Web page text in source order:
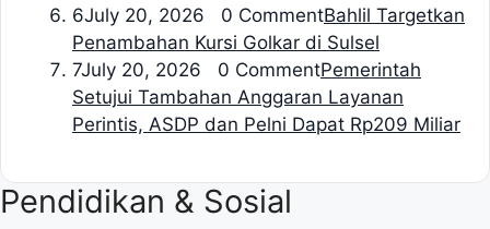
6July 20, 2026 0 CommentBahlil Targetkan
Penambahan Kursi Golkar di Sulsel
7July 20, 2026 0 CommentPemerintah
Setujui Tambahan Anggaran Layanan
Perintis, ASDP dan Pelni Dapat Rp209 Miliar
Pendidikan & Sosial